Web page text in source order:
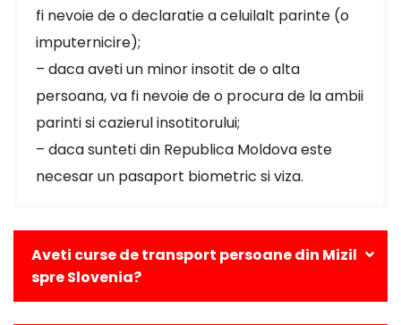
fi nevoie de o declaratie a celuilalt parinte (o
imputernicire);
– daca aveti un minor insotit de o alta
persoana, va fi nevoie de o procura de la ambii
parinti si cazierul insotitorului;
– daca sunteti din Republica Moldova este
necesar un pasaport biometric si viza.
Aveti curse de transport persoane din Mizil
spre Slovenia?